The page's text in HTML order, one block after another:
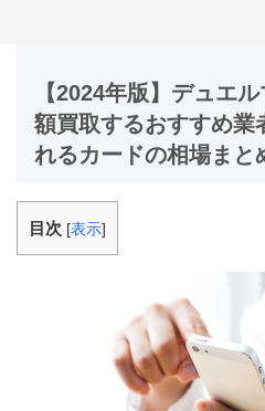
【2024年版】デュエ
額買取するおすすめ業
れるカードの相場まと
目次 [表示]